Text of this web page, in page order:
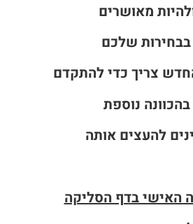
מאושרים
שלכם
צריך כדי להתקדם
נוספת
להעצים אותה
האישי בדף הסליקה